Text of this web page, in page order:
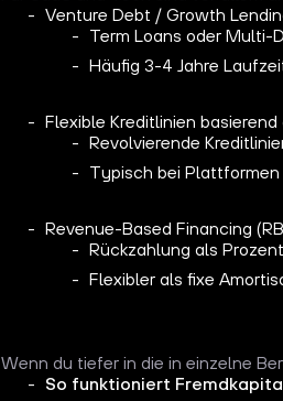
Venture Debt / Growth
Term Loans oder Multi-
Häufig 3-4 Jahre
Flexible Kreditlinien
Revolvierende
Typisch bei Plattformen
Revenue-Based Financing
Rückzahlung als
Flexibler als fixe
Wenn du tiefer in die in einzelne
So funktioniert